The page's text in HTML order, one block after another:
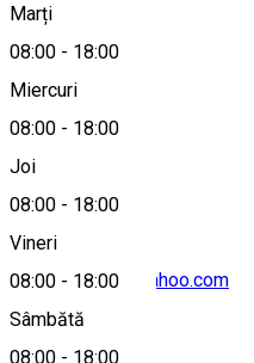
Marți
08:00 - 18:00
Miercuri
08:00 - 18:00
Joi
08:00 - 18:00
Vineri
08:00 - 18:00
Sâmbătă
08:00 - 18:00
Hartă
livada.rodiana@yahoo.com